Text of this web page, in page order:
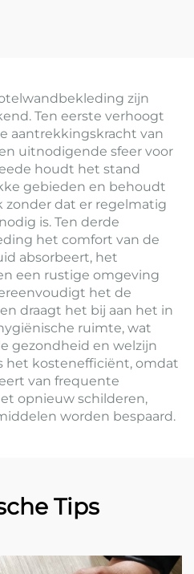
zijn
Ten eerste verhoogt
aantrekkingskracht van
uitnodigende sfeer voor
houdt het stand
gebieden en behoudt
zonder dat er regelmatig
is. Ten derde
het comfort van de
absorbeert, het
een rustige omgeving
het de
draagt het bij aan het in
ruimte, wat
gezondheid en welzijn
het kostenefficiënt, omdat
van frequente
opnieuw schilderen,
worden bespaard.
Tips